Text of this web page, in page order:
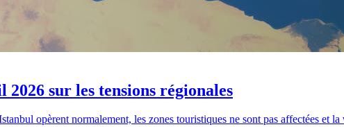
sur les tensions régionales
opèrent normalement, les zones touristiques ne sont pas affectées et